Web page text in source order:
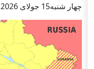
چهار شنبه15 جولای 2026